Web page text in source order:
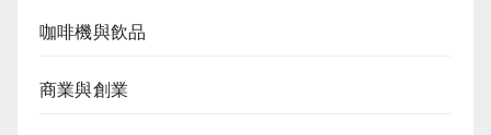
咖啡機與飲品
商業與創業